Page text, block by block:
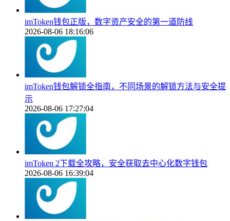
imToken钱包正版，数字资产安全的第一道防线
2026-08-06 18:16:06
imToken钱包解锁全指南，不同场景的解锁方法与安全提
示
2026-08-06 17:27:04
imToken 2下载全攻略，安全获取去中心化数字钱包
2026-08-06 16:39:04